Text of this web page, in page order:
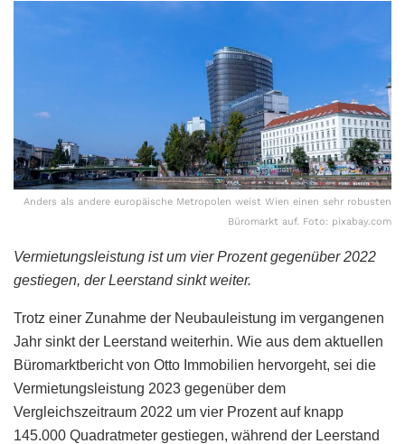
Anders als andere europäische Metropolen weist Wien einen sehr robusten
Büromarkt auf. Foto: pixabay.com
Vermietungsleistung ist um vier Prozent gegenüber 2022
gestiegen, der Leerstand sinkt weiter.
Trotz einer Zunahme der Neubauleistung im vergangenen
Jahr sinkt der Leerstand weiterhin. Wie aus dem aktuellen
Büromarktbericht von Otto Immobilien hervorgeht, sei die
Vermietungsleistung 2023 gegenüber dem
Vergleichszeitraum 2022 um vier Prozent auf knapp
145.000 Quadratmeter gestiegen, während der Leerstand